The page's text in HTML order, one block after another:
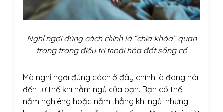
Nghỉ ngơi đúng cách chính là “chìa khóa” quan
trọng trong điều trị thoái hóa đốt sống cổ
Mà nghỉ ngơi đúng cách ở đây chính là đang nói
đến tư thế khi nằm ngủ của bạn. Bạn có thể
nằm nghiêng hoặc nằm thẳng khi ngủ, nhưng